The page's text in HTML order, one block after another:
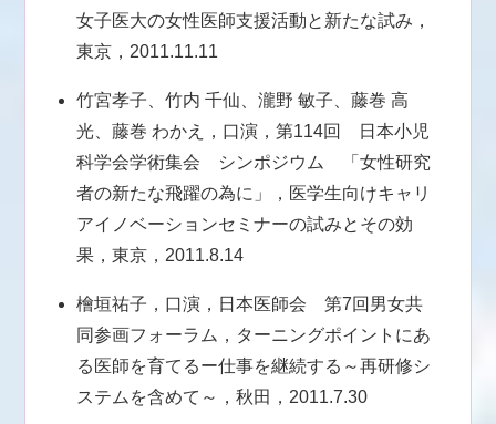
女子医大の女性医師支援活動と新たな試み，
東京，2011.11.11
竹宮孝子、竹内 千仙、瀧野 敏子、藤巻 高
光、藤巻 わかえ，口演，第114回 日本小児
科学会学術集会 シンポジウム 「女性研究
者の新たな飛躍の為に」，医学生向けキャリ
アイノベーションセミナーの試みとその効
果，東京，2011.8.14
檜垣祐子，口演，日本医師会 第7回男女共
同参画フォーラム，ターニングポイントにあ
る医師を育てるー仕事を継続する～再研修シ
ステムを含めて～，秋田，2011.7.30